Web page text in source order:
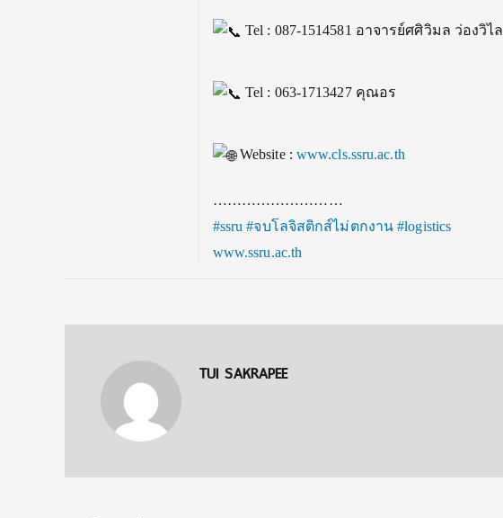
Tel : 087-1514581 อาจารย์ศศิวิมล ว่องวิไล
Tel : 063-1713427 คุณอร
Website : www.cls.ssru.ac.th
………………………
#ssru #จบโลจิสติกส์ไม่ตกงาน #logistics
www.ssru.ac.th
TUI SAKRAPEE